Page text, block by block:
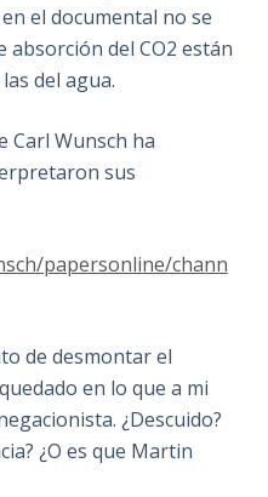
el documental no se
absorción del CO2 están
del agua.
Carl Wunsch ha
sus
papersonline/chann
de desmontar el
en lo que a mi
¿Descuido?
¿O es que Martin